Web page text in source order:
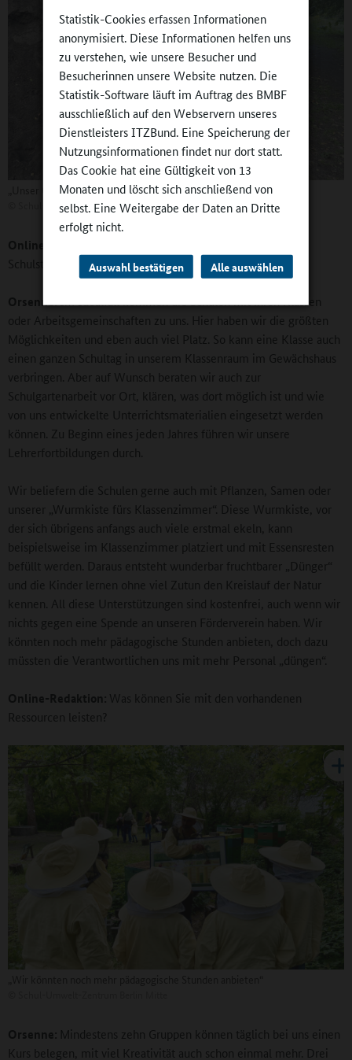
Statistik-Cookies erfassen Informationen
anonymisiert. Diese Informationen helfen uns
zu verstehen, wie unsere Besucher und
Besucherinnen unsere Website nutzen. Die
Statistik-Software läuft im Auftrag des BMBF
ausschließlich auf den Webservern unseres
Dienstleisters ITZBund. Eine Speicherung der
Nutzungsinformationen findet nur dort statt.
Das Cookie hat eine Gültigkeit von 13
Monaten und löscht sich anschließend von
selbst. Eine Weitergabe der Daten an Dritte
erfolgt nicht.
Auswahl bestätigen Alle auswählen
„Unser Gewinn sind naturgebildete Kinder“
Schul-Umwelt-Zentrum Berlin Mitte
Online-Redaktion:
Schulstandort?
Orsenne:Im Idealfall kommen die Schulen mit ihren Klassen
oder Arbeitsgemeinschaften zu uns. Hier haben wir die größten
Möglichkeiten und eben auch viel Platz. So kann eine Klasse auch
einen ganzen Schultag in unserem Klassenraum im Gewächshaus
verbringen. Aber auf Wunsch beraten wir auch zur
Schulgartenarbeit vor Ort, klären, was dort möglich ist und wie
von uns entwickelte Unterrichtsmaterialien eingesetzt werden
können. Zu Beginn eines jeden Jahres führen wir unsere
Lehrerfortbildungen durch.
Wir beliefern die Schulen gerne auch mit Pflanzen, Samen oder
unserer „Wurmkiste fürs Klassenzimmer“. Diese Wurmkiste, vor
der sich übrigens anfangs auch viele erstmal ekeln, kann
beispielsweise im Klassenzimmer platziert und mit Essensresten
befüllt werden. Daraus entsteht wunderbar fruchtbarer „Dünger“
und die Kinder lernen ohne viel Zutun den Kreislauf der Natur
kennen. All diese Unterstützungen sind kostenfrei, auch wenn wir
nichts gegen eine Spende an unseren Förderverein haben. Wir
könnten noch mehr pädagogische Stunden anbieten, doch dazu
müssten die Verantwortlichen uns mit mehr Personal „düngen“.
Online-Redaktion: Was können Sie mit den vorhandenen
Ressourcen leisten?
Orsenne: Mindestens zehn Gruppen können täglich bei uns einen
Kurs belegen, mit viel Kreativität auch schon einmal mehr. Drei